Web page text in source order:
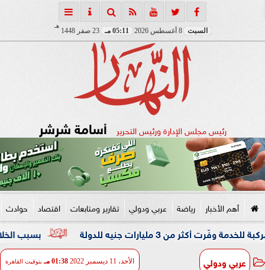
السبت 8 أغسطس 2026 05:11 مـ 23 صفر 1448
هـ
رئيس مجلس الإدارة ورئيس التحرير أسامة شرشر
أهم الأخبار رياضة عربي ودولي تقارير ومتابعات اقتصاد حوادث
بسبب الخلافات
عربي ودولي الأحد، 11 ديسمبر 2022 01:38 مـ بتوقيت القاهرة